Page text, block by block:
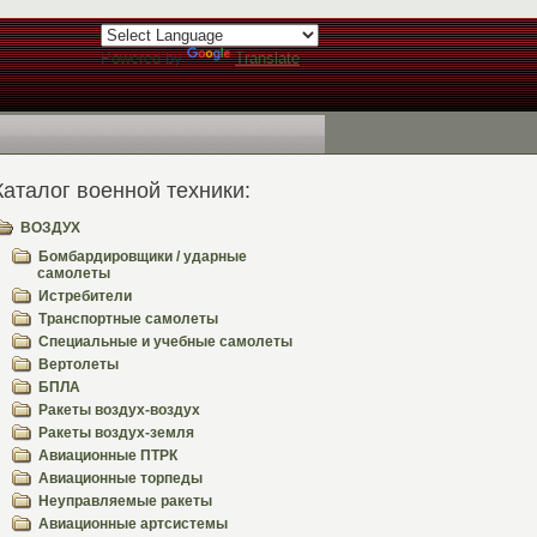
Powered by Translate
военной техники:
ВОЗДУХ
Бомбардировщики / ударные
самолеты
Истребители
Транспортные самолеты
Специальные и учебные самолеты
Вертолеты
БПЛА
Ракеты воздух-воздух
Ракеты воздух-земля
Авиационные ПТРК
Авиационные торпеды
Неуправляемые ракеты
Авиационные артсистемы